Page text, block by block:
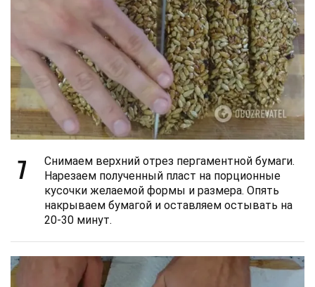
7
Снимаем верхний отрез пергаментной бумаги.
Нарезаем полученный пласт на порционные
кусочки желаемой формы и размера. Опять
накрываем бумагой и оставляем остывать на
20-30 минут.